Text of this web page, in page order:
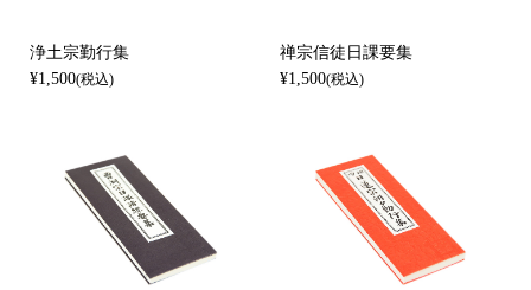
浄土宗勤行集
¥1,500(税込)
禅宗信徒日課要集
¥1,500(税込)